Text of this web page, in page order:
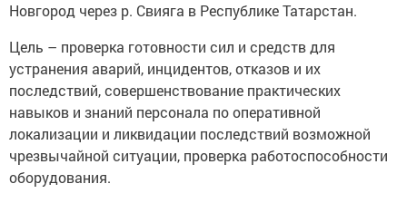
Новгород через р. Свияга в Республике Татарстан.
Цель – проверка готовности сил и средств для
устранения аварий, инцидентов, отказов и их
последствий, совершенствование практических
навыков и знаний персонала по оперативной
локализации и ликвидации последствий возможной
чрезвычайной ситуации, проверка работоспособности
оборудования.